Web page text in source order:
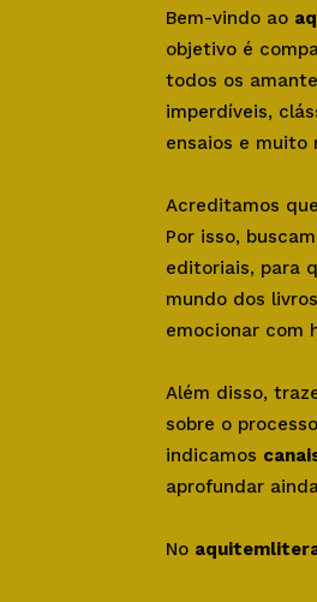
Bem-vindo ao
objetivo é
todos os
imperdíveis,
ensaios e muito
Acreditamos
Por isso,
editoriais, para
mundo dos
emocionar com
Além disso,
sobre o
indicamos
aprofundar
No